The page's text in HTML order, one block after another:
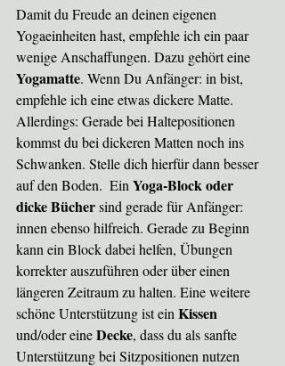
Damit du Freude an deinen eigenen
Yogaeinheiten hast, empfehle ich ein paar
wenige Anschaffungen. Dazu gehört eine
Yogamatte. Wenn Du Anfänger: in bist,
empfehle ich eine etwas dickere Matte.
Allerdings: Gerade bei Haltepositionen
kommst du bei dickeren Matten noch ins
Schwanken. Stelle dich hierfür dann besser
auf den Boden.  Ein Yoga-Block oder
dicke Bücher sind gerade für Anfänger:
innen ebenso hilfreich. Gerade zu Beginn
kann ein Block dabei helfen, Übungen
korrekter auszuführen oder über einen
längeren Zeitraum zu halten. Eine weitere
schöne Unterstützung ist ein Kissen
und/oder eine Decke, dass du als sanfte
Unterstützung bei Sitzpositionen nutzen